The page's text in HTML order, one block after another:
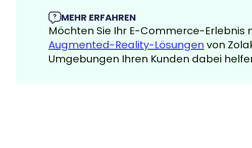
MEHR ERFAHREN
Möchten Sie Ihr E-Commerce-
Augmented-Reality-Lösungen von
Umgebungen Ihren Kunden dabei